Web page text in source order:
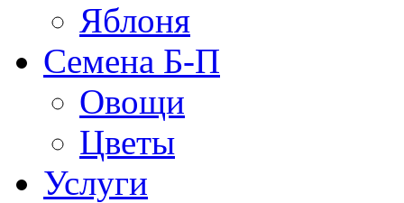
Яблоня
Семена Б-П
Овощи
Цветы
Услуги